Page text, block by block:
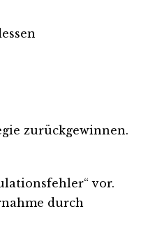
zurückgewinnen.
vor.
durch